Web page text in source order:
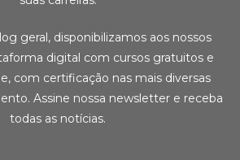
geral, disponibilizamos aos nossos
digital com cursos gratuitos e
com certificação nas mais diversas
Assine nossa newsletter e receba
todas as notícias.